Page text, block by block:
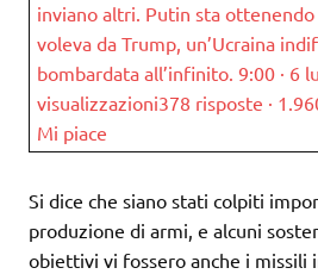
inviano altri. Putin sta
voleva da Trump, un’Ucraina
bombardata all’infinito. 9:00 · 6
visualizzazioni378 risposte ·
Mi piace
Si dice che siano stati colpiti
produzione di armi, e alcuni
obiettivi vi fossero anche i missili